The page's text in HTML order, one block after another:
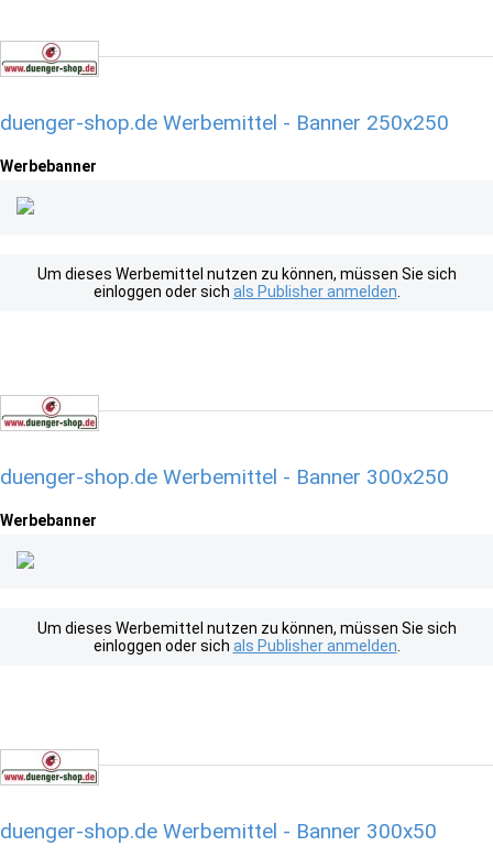
duenger-shop.de Werbemittel - Banner 250x250
Werbebanner
Um dieses Werbemittel nutzen zu können, müssen Sie sich
einloggen oder sich als Publisher anmelden
duenger-shop.de Werbemittel - Banner 300x250
Werbebanner
Um dieses Werbemittel nutzen zu können, müssen Sie sich
einloggen oder sich als Publisher anmelden
duenger-shop.de Werbemittel - Banner 300x50